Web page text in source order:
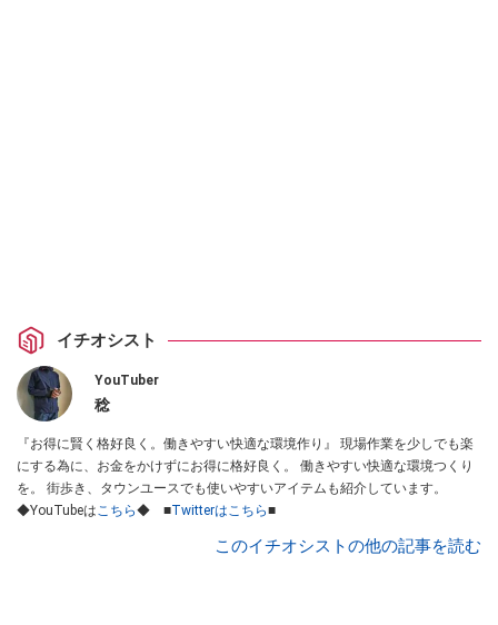
イチオシスト
YouTuber
稔
『お得に賢く格好良く。働きやすい快適な環境作り』 現場作業を少しでも楽
にする為に、お金をかけずにお得に格好良く。 働きやすい快適な環境つくり
を。 街歩き、タウンユースでも使いやすいアイテムも紹介しています。
◆YouTubeはこちら◆ ■Twitterはこちら■
このイチオシストの他の記事を読む